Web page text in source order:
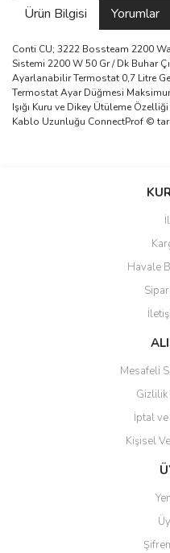
Ürün Bilgisi Yorumlar
Conti CU; 3222 Bossteam 2200
Sistemi 2200 W 50 Gr / Dk Buhar
Ayarlanabilir Termostat 0,7 Litre
Termostat Ayar Düğmesi
Işığı Kuru ve Dikey Ütüleme
Kablo Uzunluğu ConnectProf ©
Bu ürüne ilk
Ürün resmi kalitesiz, bozuk
Ürün açıklamasında eksik
Ürün bilgilerinde hatalar
Ürün fiyatı diğer sitelerden
Bu ürüne benzer farklı
Havale
Mesafeli
İptal ve
Kişisel